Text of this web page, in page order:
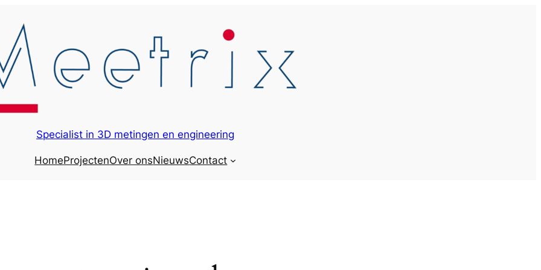
Specialist in 3D metingen en engineering
HomeProjectenOver onsNieuwsContact